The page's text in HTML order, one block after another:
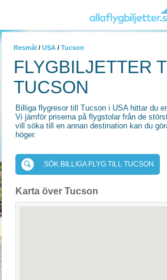
Resmål / USA / Tucson
FLYGBILJETTER
TUCSON
Billiga flygresor till Tucson i USA hittar du
Vi jämför priserna på flygstolar från de
vill söka till en annan destination kan du
höger.
SÖK BILLIGA FLYG TILL TUCSON
Karta över Tucson